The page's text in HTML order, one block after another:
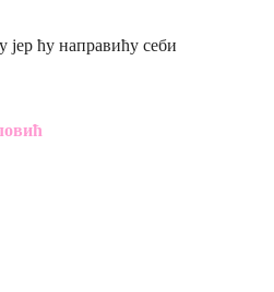
јер ћу направићу себи